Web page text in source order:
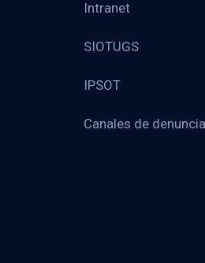
Intranet
SIOTUGS
IPSOT
Canales de denuncia